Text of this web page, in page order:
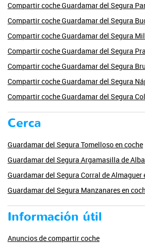
Compartir coche Guardamar del Segura
Compartir coche Guardamar del Segura
Compartir coche Guardamar del Segura
Compartir coche Guardamar del Segura
Compartir coche Guardamar del Segura
Compartir coche Guardamar del Segura
Compartir coche Guardamar del Segura
Cerca
Guardamar del Segura Tomelloso en coche
Guardamar del Segura Argamasilla de
Guardamar del Segura Corral de Almaguer
Guardamar del Segura Manzanares en
Información útil
Anuncios de compartir coche